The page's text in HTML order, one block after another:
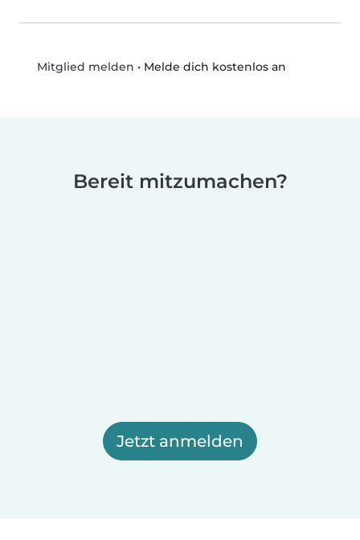
Mitglied melden • Melde dich kostenlos an
Bereit mitzumachen?
Jetzt anmelden